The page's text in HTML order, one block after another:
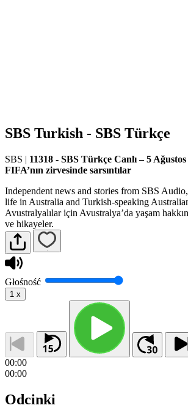
SBS Turkish - SBS Türkçe
SBS | 11318 - SBS Türkçe Canlı – 5
FIFA’nın zirvesinde sarsıntılar
Independent news and stories from SBS
life in Australia and Turkish-speaking
Avustralyalılar için Avustralya’da yaşam
ve hikayeler.
Głośność
1 x
00:00
00:00
Odcinki